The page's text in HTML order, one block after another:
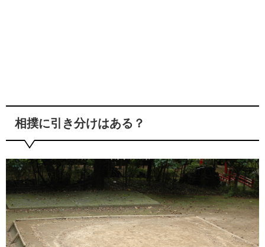
相撲に引き分けはある？